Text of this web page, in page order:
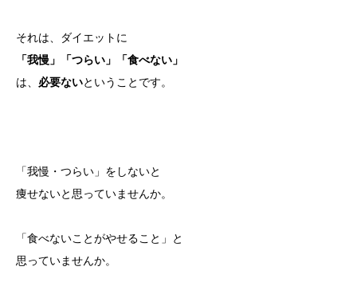
それは、ダイエットに
「我慢」「つらい」「食べない」
は、 必要ないということです。
「我慢・つらい」をしないと
痩せないと思っていませんか。
「食べないことがやせること」と
思っていませんか。